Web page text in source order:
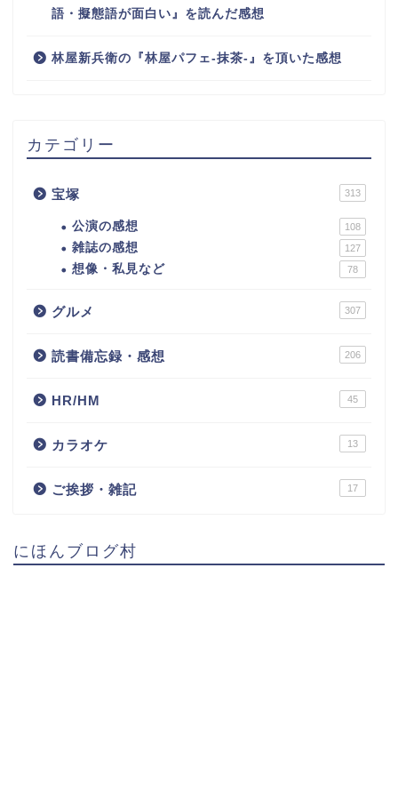
語・擬態語が面白い』を読んだ感想
林屋新兵衛の『林屋パフェ-抹茶-』を頂いた感想
カテゴリー
宝塚 313
公演の感想 108
雑誌の感想 127
想像・私見など 78
グルメ 307
読書備忘録・感想 206
HR/HM 45
カラオケ 13
ご挨拶・雑記 17
にほんブログ村